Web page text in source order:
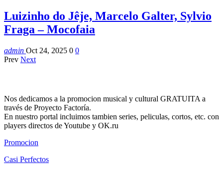
Luizinho do Jêje, Marcelo Galter, Sylvio
Fraga – Mocofaia
admin Oct 24, 2025 0 0
Prev Next
Nos dedicamos a la promocion musical y cultural GRATUITA a
través de Proyecto Factoría.
En nuestro portal incluimos tambien series, peliculas, cortos, etc. con
players directos de Youtube y OK.ru
Promocion
Casi Perfectos